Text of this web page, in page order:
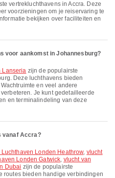
vertrek­lucht­havens in Accra. Deze
voorzieningen om je reiservaring te
bekijken over faciliteiten en
voor aankomst in Johannesburg?
Lanseria zijn de populairste
Deze luchthavens bieden
en veel andere
Je kunt gedetailleerde
en terminalindeling van deze
vanaf Accra?
Luchthaven Londen Heathrow, vlucht
Londen Gatwick, vlucht van
Dubai zijn de populairste
routes bieden handige verbindingen